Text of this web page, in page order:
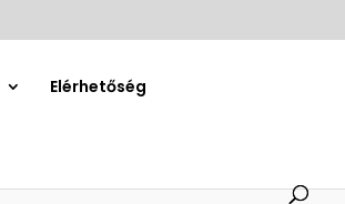
Elérhetőség